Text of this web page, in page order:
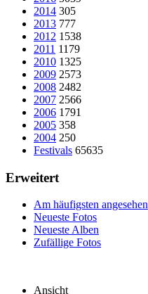
2014 305
2013 777
2012 1538
2011 1179
2010 1325
2009 2573
2008 2482
2007 2566
2006 1791
2005 358
2004 250
Festivals 65635
Erweitert
Am häufigsten angesehen
Neueste Fotos
Neueste Alben
Zufällige Fotos
Ansicht